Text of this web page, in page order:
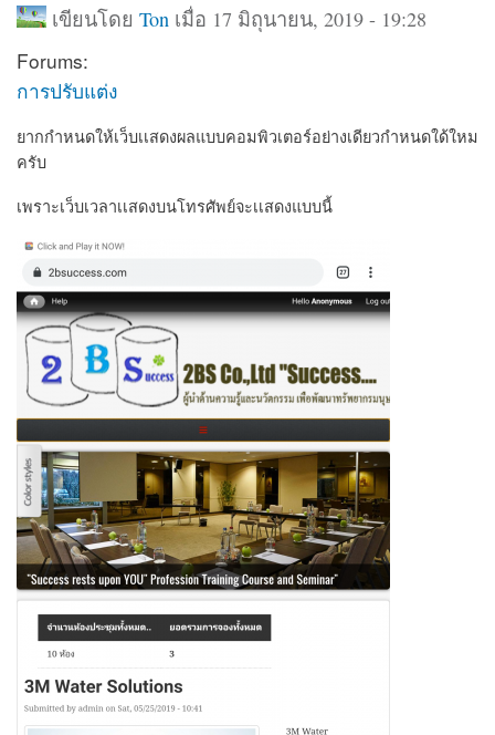
เขียนโดย Ton เมื่อ 17 มิถุนายน, 2019 - 19:28
Forums:
การปรับแต่ง
ยากกำหนดให้เว็บเเสดงผลแบบคอมพิวเตอร์อย่างเดียวกำหนดใด้ใหม
ครับ
เพราะเว็บเวลาเเสดงบนโทรศัพย์จะเเสดงแบบนี้